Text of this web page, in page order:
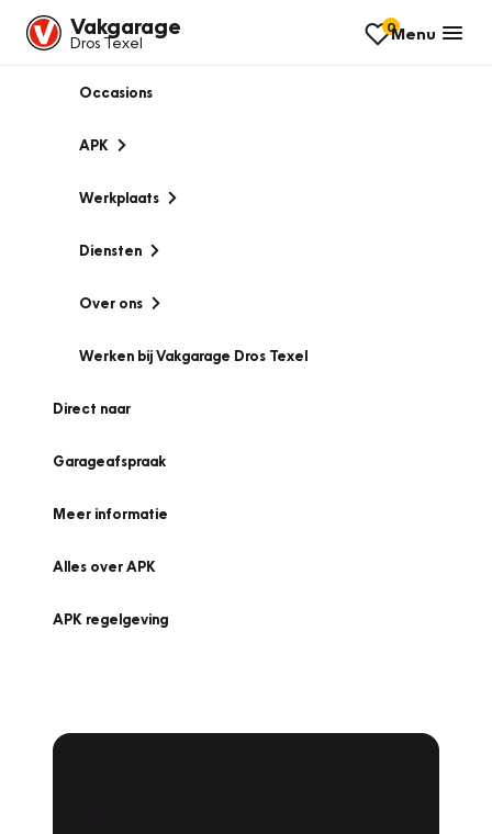
Vakgarage
Dros Texel
0Menu
Occasions
APK
Werkplaats
Diensten
Over ons
Werken bij Vakgarage Dros Texel
Direct naar
Garageafspraak
Meer informatie
Alles over APK
APK regelgeving